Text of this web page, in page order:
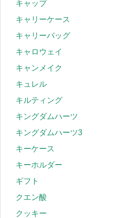
キャップ
キャリーケース
キャリーバッグ
キャロウェイ
キャンメイク
キュレル
キルティング
キングダムハーツ
キングダムハーツ3
キーケース
キーホルダー
ギフト
クエン酸
クッキー